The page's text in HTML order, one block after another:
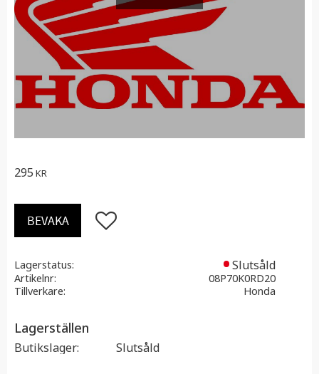
295 KR
Lägg till i favoriter
BEVAKA
Lagerstatus Slutsåld
Artikelnr
08P70K0RD20
Tillverkare
Honda
Lagerställen
Butikslager Slutsåld